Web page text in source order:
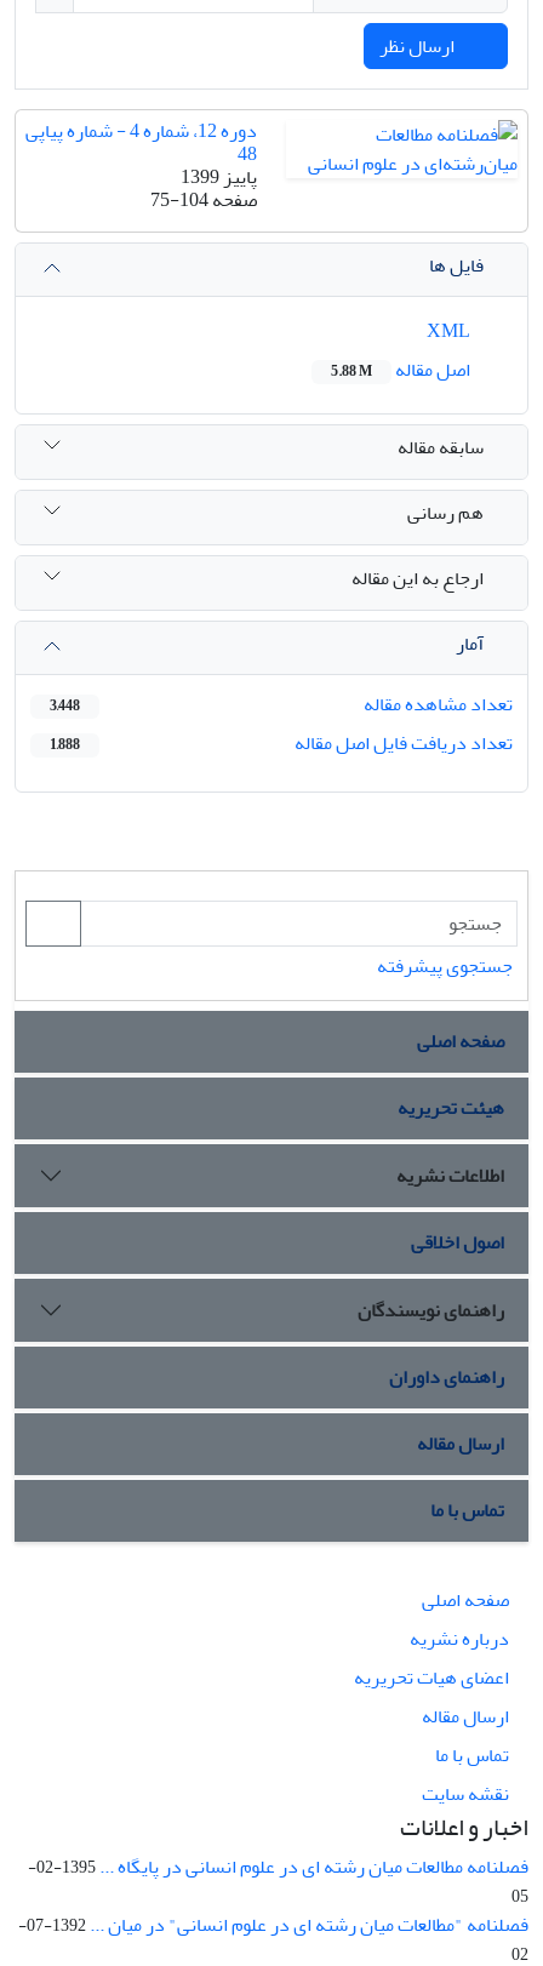
دوره 12، شماره 4 - شماره پیاپی
48
پاییز 1399
صفحه75-104
فایل ها
اصل مقاله
5.88 M
سابقه مقاله
هم رسانی
ارجاع به این مقاله
آمار
تعداد مشاهده مقاله
3,448
تعداد دریافت فایل اصل مقاله 1,888
جستجوی پیشرفته
صفحه اصلی
هیئت تحریریه
اطلاعات نشریه
اصول اخلاقی
راهنمای نویسندگان
راهنمای داوران
ارسال مقاله
تماس با ما
صفحه اصلی
درباره نشریه
اعضای هیات تحریریه
ارسال مقاله
تماس با ما
نقشه سایت
اخبار و اعلانات
فصلنامه مطالعات میان رشته ای در علوم انسانی در پایگاه ...
1395-02-
05
فصلنامه "مطالعات میان رشته ای در علوم انسانی" در میان ...
1392-07-
02